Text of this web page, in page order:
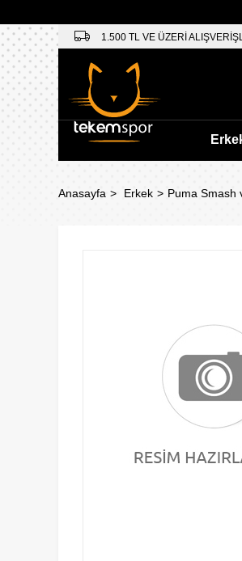
1.500 TL VE ÜZERİ
Anasayfa Erkek Puma Smash